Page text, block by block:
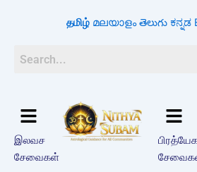
தமிழ் മലയാളം తెలుగు ಕನ್ನಡ
இலவச
சேவைகள்